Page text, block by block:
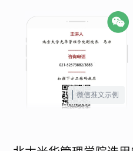
微信推文示例